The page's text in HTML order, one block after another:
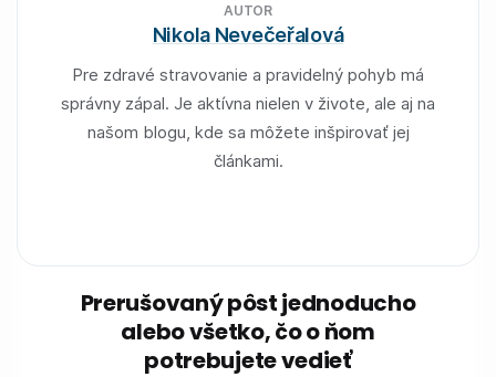
AUTOR
Nikola Nevečeřalová
Pre zdravé stravovanie a pravidelný pohyb má
správny zápal. Je aktívna nielen v živote, ale aj na
našom blogu, kde sa môžete inšpirovať jej
článkami.
Prerušovaný pôst jednoducho
alebo všetko, čo o ňom
potrebujete vedieť